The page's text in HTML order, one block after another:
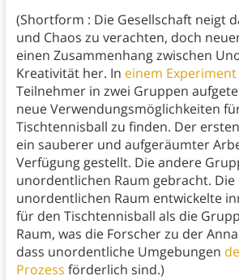
(Shortform : Die Gesellschaft neigt
und Chaos zu verachten, doch
einen Zusammenhang zwischen
Kreativität her. In einem Experiment
Teilnehmer in zwei Gruppen
neue Verwendungsmöglichkeiten
Tischtennisball zu finden. Der
ein sauberer und aufgeräumter
Verfügung gestellt. Die andere
unordentlichen Raum gebracht.
unordentlichen Raum entwickelte
für den Tischtennisball als die
Raum, was die Forscher zu der
dass unordentliche Umgebungen
Prozess förderlich sind.)